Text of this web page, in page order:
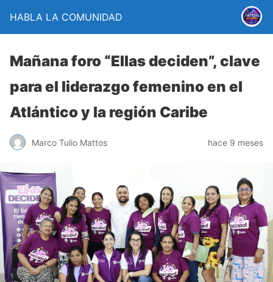
HABLA LA COMUNIDAD
Mañana foro “Ellas deciden”, clave
para el liderazgo femenino en el
Atlántico y la región Caribe
Marco Tulio Mattos hace 9 meses